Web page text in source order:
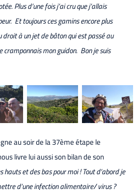
Plus d’une fois j’ai cru que j’allais
Et toujours ces gamins encore plus
droit à un jet de bâton qui est passé au
cramponnais mon guidon. Bon je suis
au soir de la 37ème étape le
livre lui aussi son bilan de son
hauts et des bas pour moi ! Tout d’abord je
d’une infection alimentaire/ virus ?